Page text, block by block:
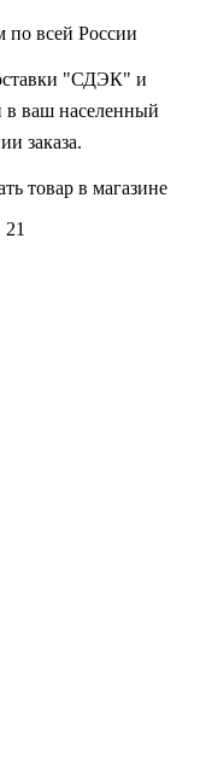
по всей России
"СДЭК" и
в ваш населенный
заказа.
товар в магазине
21